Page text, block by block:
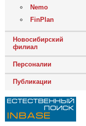
Nemo
FinPlan
Новосибирский
филиал
Персоналии
Публикации